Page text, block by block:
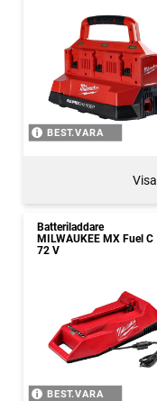
BEST.VARA
Visa
Batteriladdare
MILWAUKEE MX Fuel C
72 V
BEST.VARA